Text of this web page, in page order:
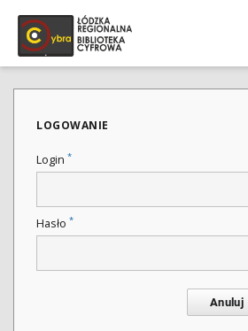
LOGOWANIE
Login *
Hasło *
Anuluj